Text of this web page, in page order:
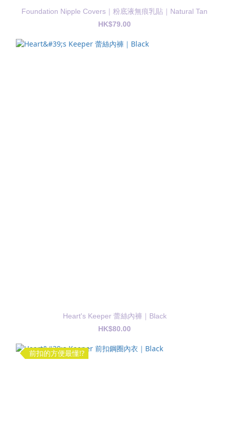
Foundation Nipple Covers｜粉底液無痕乳貼｜Natural Tan
HK$79.00
Heart's Keeper 蕾絲內褲｜Black
HK$80.00
前扣的方便最懂!?